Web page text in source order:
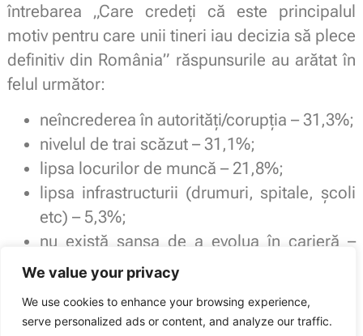
We value your privacy
We use cookies to enhance your browsing experience,
serve personalized ads or content, and analyze our traffic.
întrebarea „Care credeți că este principalul
motiv pentru care unii tineri iau decizia să plece
definitiv din România” răspunsurile au arătat în
felul următor:
neîncrederea în autorități/corupția – 31,3%;
nivelul de trai scăzut – 31,1%;
lipsa locurilor de muncă – 21,8%;
lipsa infrastructurii (drumuri, spitale, școli
etc) – 5,3%;
nu există șansa de a evolua în carieră –
4,6%;
Sindicatul Național Sport și Tineret: Aproape jumătate din tinerii români își